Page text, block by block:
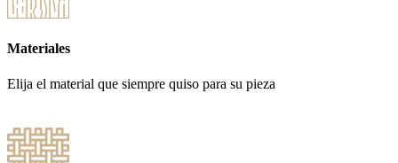
Materiales
Elija el material que siempre quiso para su pieza